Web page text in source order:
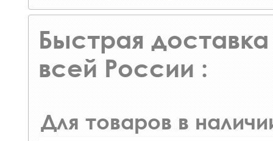
Быстрая доставка
всей России :
Для товаров в